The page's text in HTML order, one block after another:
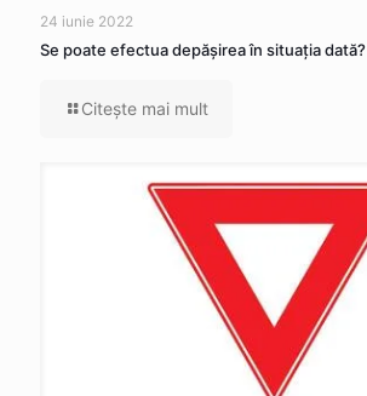
24 iunie 2022
Se poate efectua depăşirea în situaţia dată?
Citeşte mai mult